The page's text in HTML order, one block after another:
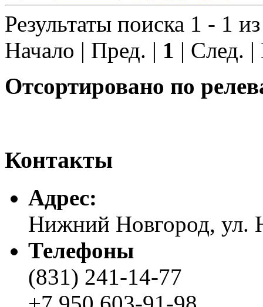
Результаты поиска 1 - 1
Начало | Пред. | 1 | След.
Отсортировано по
Контакты
Адреc:
Нижний Новгород, ул.
Телефоны
(831) 241-14-77